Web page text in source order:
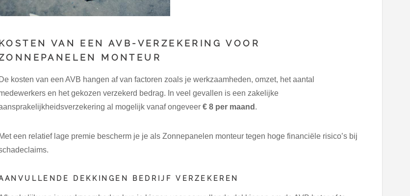
VAN EEN AVB-VERZEKERING VOOR
MONTEUR
De kosten van een AVB hangen af van factoren zoals je werkzaamheden, omzet, het aantal
en het gekozen verzekerd bedrag. In veel gevallen is een zakelijke
al mogelijk vanaf ongeveer € 8 per maand .
Met een relatief lage premie bescherm je je als Zonnepanelen monteur tegen hoge financiële risico’s bij
DEKKINGEN BEDRIJF VERZEKEREN